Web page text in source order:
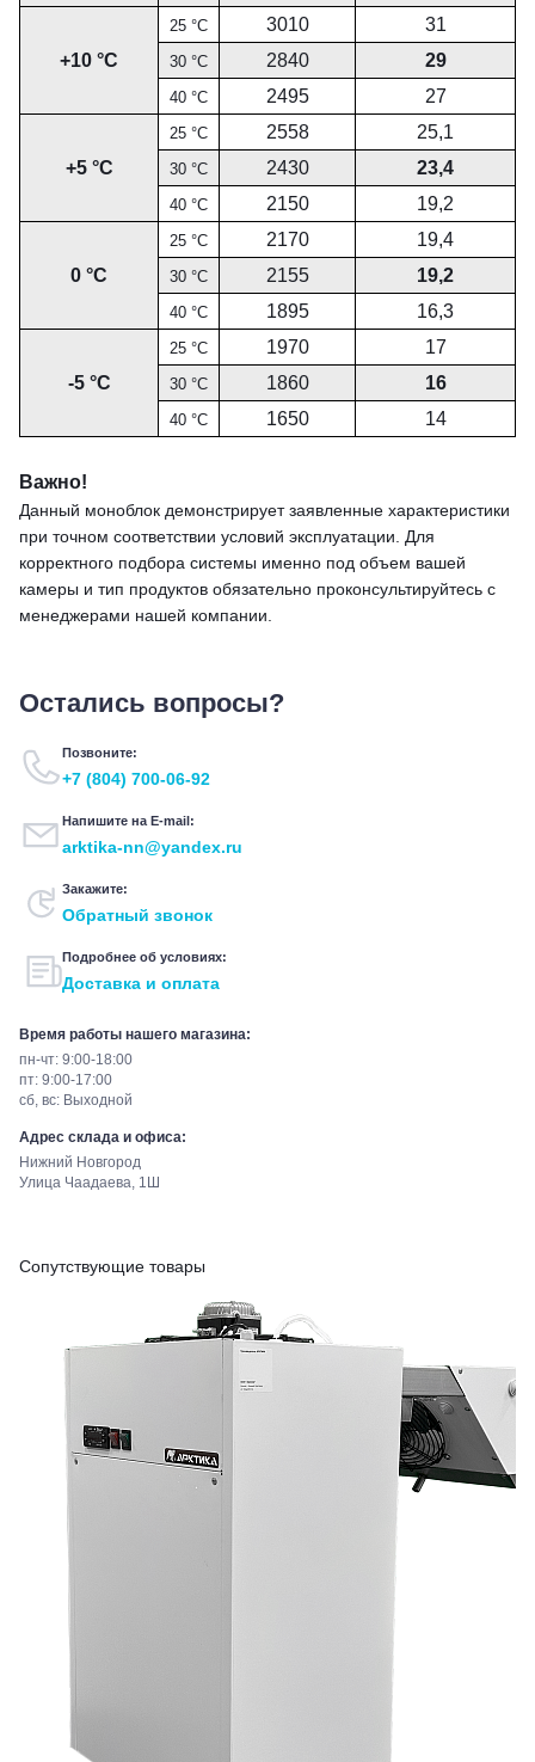
+10 °С
25 °С 3010 31
30 °С 2840 29
40 °С 2495 27
+5 °С
25 °С 2558 25,1
30 °С 2430 23,4
40 °С 2150 19,2
0 °С
25 °С 2170 19,4
30 °С 2155 19,2
40 °С 1895 16,3
-5 °С
25 °С 1970 17
30 °С 1860 16
40 °С 1650 14
Важно!
Данный моноблок демонстрирует заявленные характеристики
при точном соответствии условий эксплуатации. Для
корректного подбора системы именно под объем вашей
камеры и тип продуктов обязательно проконсультируйтесь с
менеджерами нашей компании.
Остались вопросы?
Позвоните:
+7 (804) 700-06-92
Напишите на E-mail:
arktika-nn@yandex.ru
Закажите:
Обратный звонок
Подробнее об условиях:
Доставка и оплата
Время работы нашего магазина:
пн-чт: 9:00-18:00
пт: 9:00-17:00
сб, вс: Выходной
Адрес склада и офиса:
Нижний Новгород
Улица Чаадаева, 1Ш
Сопутствующие товары